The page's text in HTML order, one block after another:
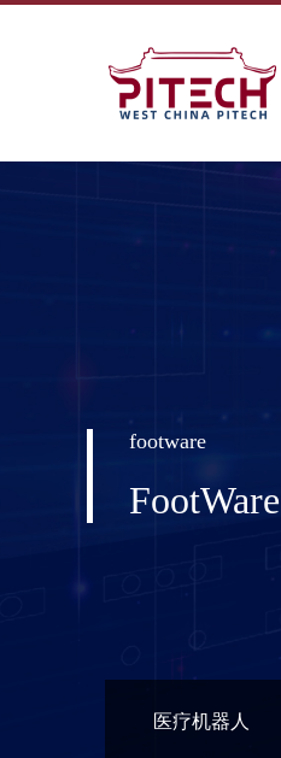
footware
FootWare
医疗机器人